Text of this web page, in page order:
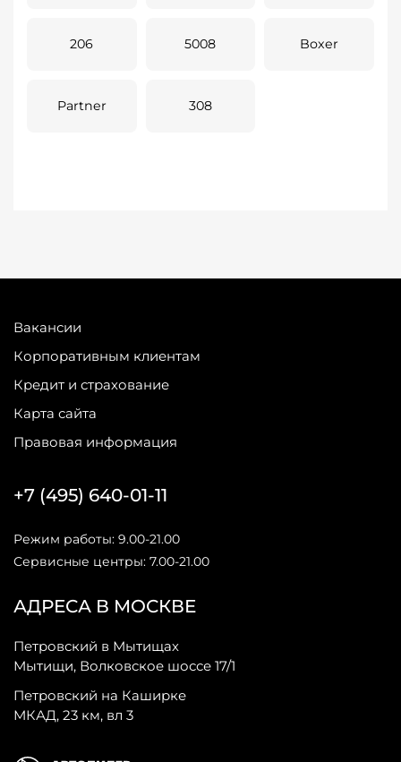
206 5008 Boxer
Partner 308
Вакансии
Корпоративным клиентам
Кредит и страхование
Карта сайта
Правовая информация
АДРЕСА В МОСКВЕ
Петровский в Мытищах
Мытищи, Волковское шоссе 17/1
Петровский на Каширке
МКАД, 23 км, вл 3
+7 (495) 640-01-11
Режим работы: 9.00-21.00
Сервисные центры: 7.00-21.00